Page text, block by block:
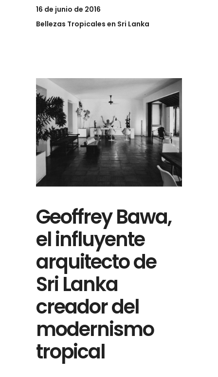
16 de junio de 2016
Bellezas Tropicales en Sri Lanka
Geoffrey Bawa,
el influyente
arquitecto de
Sri Lanka
creador del
modernismo
tropical